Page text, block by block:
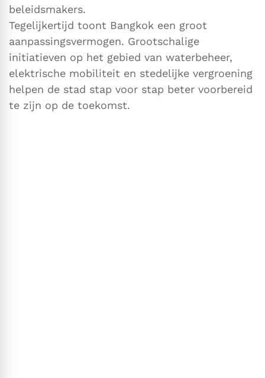
beleidsmakers.
Tegelijkertijd toont Bangkok een groot
aanpassingsvermogen. Grootschalige
initiatieven op het gebied van waterbeheer,
elektrische mobiliteit en stedelijke vergroening
helpen de stad stap voor stap beter voorbereid
te zijn op de toekomst.